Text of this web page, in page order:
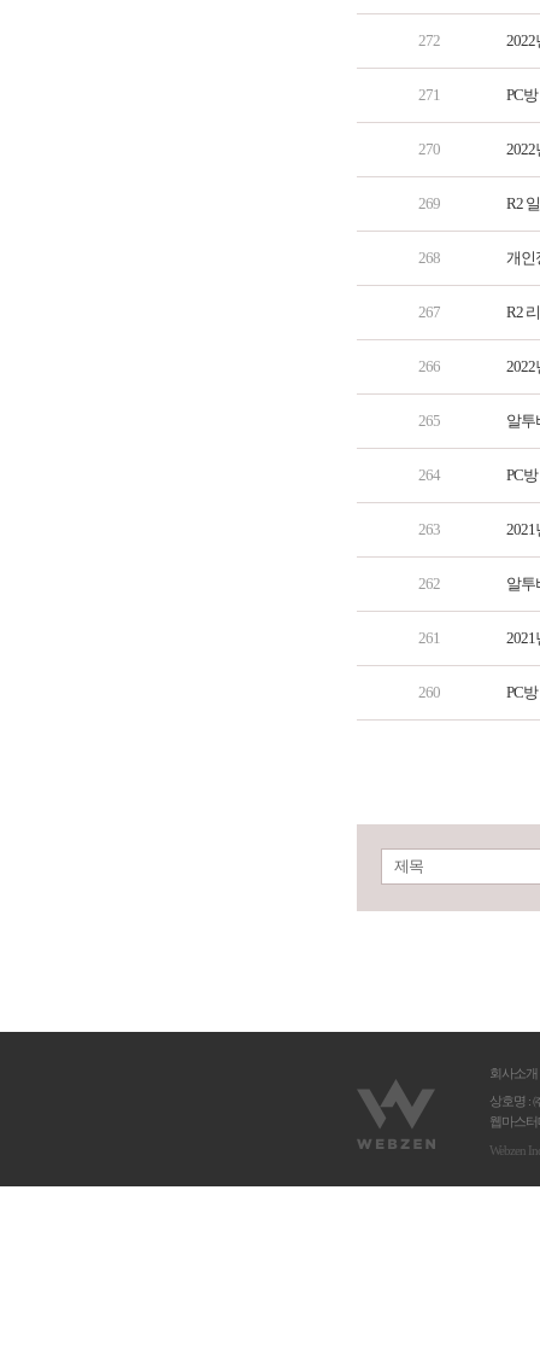
272 2022
271 PC
270 2022
269 R2
268 개인
267 R2
266 2022
265 알투
264 PC
263 2021
262 알투
261 2021
260 PC
제목
회사소개
상호명 :
웹마스
Webzen